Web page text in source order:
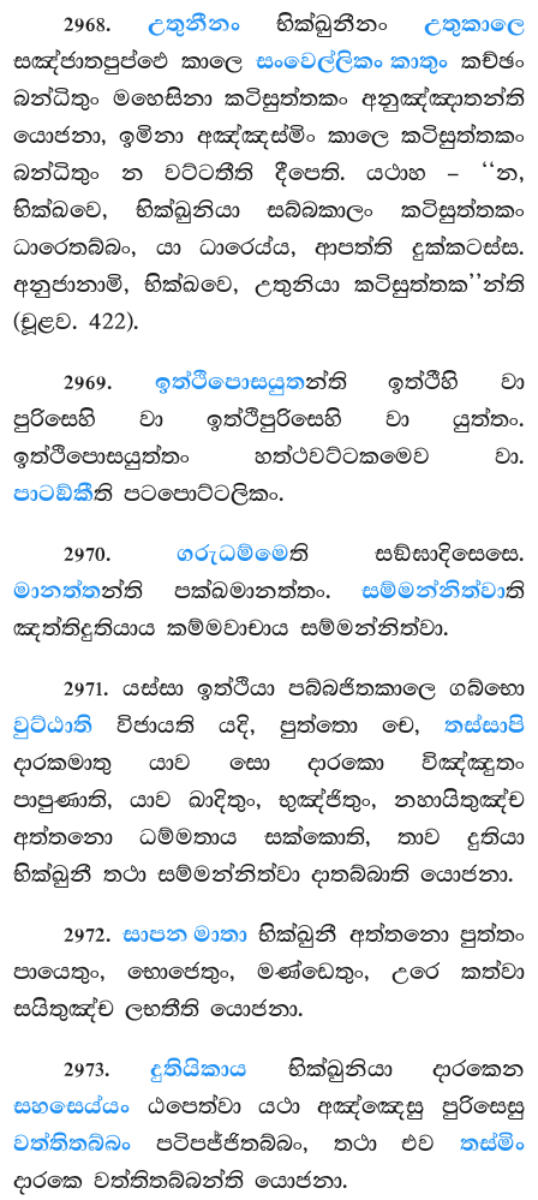
2968. උතුනීනංභික්ඛුනීනං උතුකාලෙ
සඤ්ජාතපුප්ඵෙ කාලෙ සංවෙල්ලිකං කාතුංකච්ඡං
බන්ධිතුං මහෙසිනා කටිසුත්තකං අනුඤ්ඤාතන්ති
යොජනා, ඉමිනා අඤ්ඤස්මිං කාලෙ කටිසුත්තකං
බන්ධිතුං න වට්ටතීති දීපෙති. යථාහ – ‘‘න,
භික්ඛවෙ, භික්ඛුනියා සබ්බකාලං කටිසුත්තකං
ධාරෙතබ්බං, යා ධාරෙය්ය, ආපත්ති දුක්කටස්ස.
අනුජානාමි, භික්ඛවෙ, උතුනියා කටිසුත්තක’’න්ති
(චූළව. 422).
2969. ඉත්ථිපොසයුතන්ති ඉත්ථීහි වා
පුරිසෙහි වා ඉත්ථිපුරිසෙහි වා යුත්තං.
ඉත්ථිපොසයුත්තං හත්ථවට්ටකමෙව වා.
පාටඞ්කීති පටපොට්ටලිකං.
2970.ගරුධම්මෙති සඞ්ඝාදිසෙසෙ.
මානත්තන්ති පක්ඛමානත්තං. සම්මන්නිත්වාති
ඤත්තිදුතියාය කම්මවාචාය සම්මන්නිත්වා.
2971. යස්සා ඉත්ථියා පබ්බජිතකාලෙ ගබ්භො
වුට්ඨාති විජායති යදි, පුත්තො චෙ, තස්සාපි
දාරකමාතු යාව සො දාරකො විඤ්ඤුතං
පාපුණාති, යාව ඛාදිතුං, භුඤ්ජිතුං, නහායිතුඤ්ච
අත්තනො ධම්මතාය සක්කොති, තාව දුතියා
භික්ඛුනී තථා සම්මන්නිත්වා දාතබ්බාති යොජනා.
2972.සාපන මාතා භික්ඛුනී අත්තනො පුත්තං
පායෙතුං, භොජෙතුං, මණ්ඩෙතුං, උරෙ කත්වා
සයිතුඤ්ච ලභතීති යොජනා.
2973.දුතියිකාය භික්ඛුනියා දාරකෙන
සහසෙය්යං ඨපෙත්වා යථා අඤ්ඤෙසු පුරිසෙසු
වත්තිතබ්බං පටිපජ්ජිතබ්බං, තථා එව තස්මිං
දාරකෙ වත්තිතබ්බන්ති යොජනා.